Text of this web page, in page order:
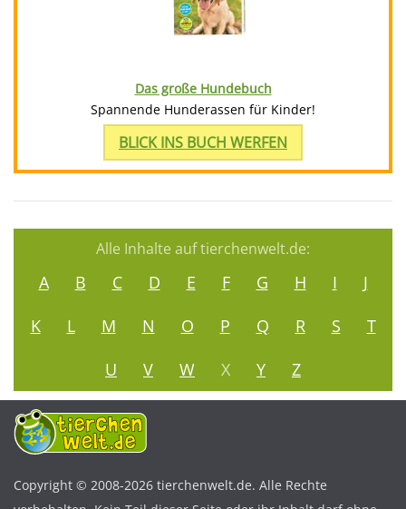
Das große Hundebuch
Spannende Hunderassen für Kinder!
BLICK INS BUCH WERFEN
Alle Inhalte auf tierchenwelt.de:
A B C D E F G H I
J
K
L M N O P Q R S
T
U
V W X Y Z
Copyright © 2008-2026 tierchenwelt.de. Alle Rechte